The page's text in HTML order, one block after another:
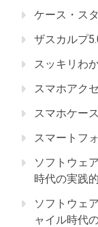
ケース・ス
ザスカルプ
スッキリわ
スマホアク
スマホケース
スマートフ
ソフトウェ
時代の実践
ソフトウェ
ャイル時代